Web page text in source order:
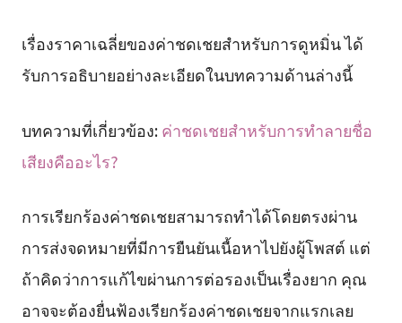
เรื่องราคาเฉลี่ยของค่าชดเชยสำหรับการดูหมิ่น ได้
รับการอธิบายอย่างละเอียดในบทความด้านล่างนี้
บทความที่เกี่ยวข้อง:ค่าชดเชยสำหรับการทำลายชื่อ
เสียงคืออะไร?
การเรียกร้องค่าชดเชยสามารถทำได้โดยตรงผ่าน
การส่งจดหมายที่มีการยืนยันเนื้อหาไปยังผู้โพสต์ แต่
ถ้าคิดว่าการแก้ไขผ่านการต่อรองเป็นเรื่องยาก คุณ
อาจจะต้องยื่นฟ้องเรียกร้องค่าชดเชยจากแรกเลย